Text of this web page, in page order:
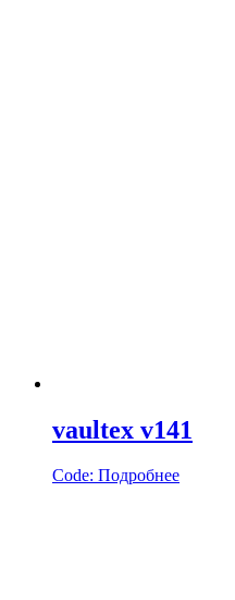
vaultex v141
Code: Подробнее